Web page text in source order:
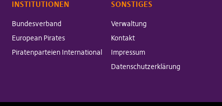
INSTITUTIONEN
Bundesverband
European Pirates
Piratenparteien International
SONSTIGES
Verwaltung
Kontakt
Impressum
Datenschutzerklärung